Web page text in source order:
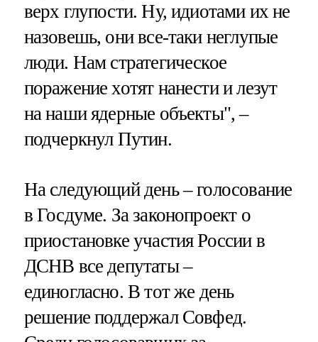
верх глупости. Ну, идиотами их не
назовешь, они все-таки неглупые
люди. Нам стратегическое
поражение хотят нанести и лезут
на наши ядерные объекты", –
подчеркнул Путин.
На следующий день – голосование
в Госдуме. За законопроект о
приостановке участия России в
ДСНВ все депутаты –
единогласно. В тот же день
решение поддержал Совфед.